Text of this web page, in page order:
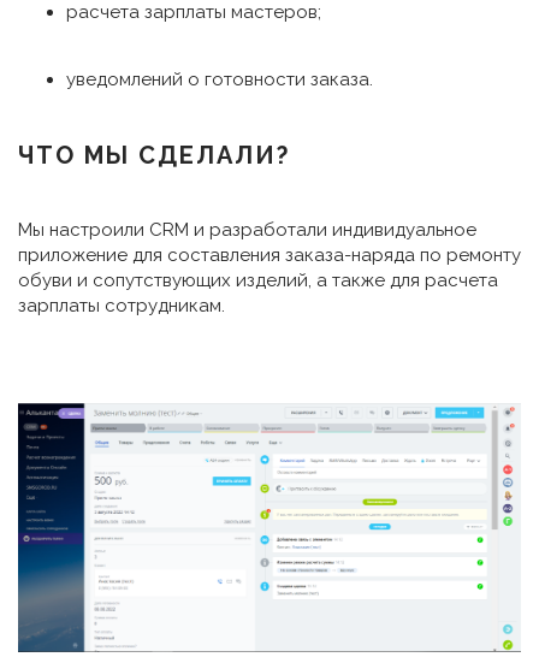
расчета зарплаты мастеров;
уведомлений о готовности заказа.
ЧТО МЫ СДЕЛАЛИ?
Мы настроили CRM и разработали индивидуальное
приложение для составления заказа-наряда по ремонту
обуви и сопутствующих изделий, а также для расчета
зарплаты сотрудникам.